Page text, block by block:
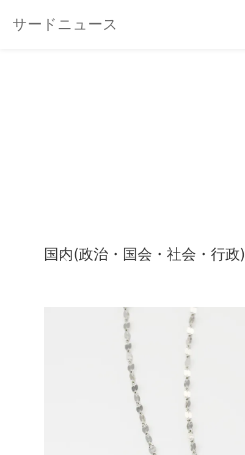
サードニュース
国内(政治・国会・社会・行政)